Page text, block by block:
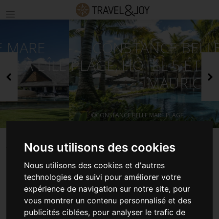
Nous utilisons des cookies
Nous utilisons des cookies et d'autres
technologies de suivi pour améliorer votre
expérience de navigation sur notre site, pour
vous montrer un contenu personnalisé et des
publicités ciblées, pour analyser le trafic de
CONSTANCE BELLE MARE
PLAGE, HÔTEL 5 ÉTOILES À L'ÎLE
MAURICE
©CONSTANCE BELLE MARE PLAGE
Précédent
ACCUEIL
SÉJOURS ILE MAURICE
CONSTANCE BELLE MARE